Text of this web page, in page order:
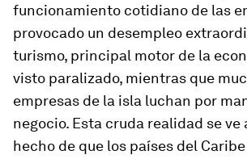
funcionamiento cotidiano de las
provocado un desempleo
turismo, principal motor de la
visto paralizado, mientras que
empresas de la isla luchan por
negocio. Esta cruda realidad se ve
hecho de que los países del